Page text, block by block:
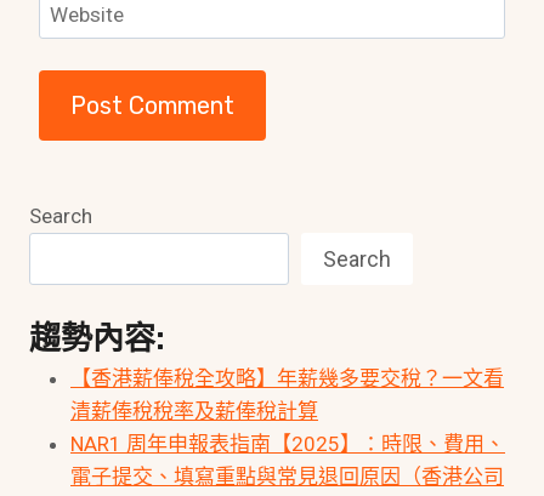
Website
Search
Search
趨勢內容:
【香港薪俸稅全攻略】年薪幾多要交稅？一文看
清薪俸稅稅率及薪俸稅計算
NAR1 周年申報表指南【2025】：時限、費用、
電子提交、填寫重點與常見退回原因（香港公司